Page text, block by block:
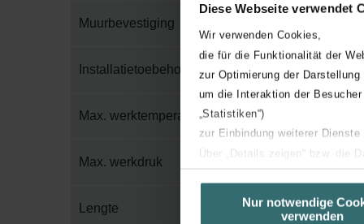
Diese Webseite verwendet
Wir verwenden Cookies,
die für die Funktionalität der
zur Optimierung der Darstellung
um die Interaktion der
„Statistiken“)
zur Einbindung weiterer
Über „Details zeigen“ bzw. die
unserer Website verwenden,
basierend auf Ihren
Nur notwendige
verwenden
Muurbevestiging
Installatietoebehoren in verpakking
Max. werktemperatuur
Max. werkdruk
Lengte